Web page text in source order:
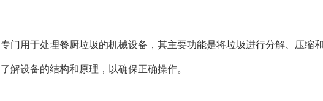
门用于处理餐厨垃圾的机械设备，其主要功能是将垃圾进行分解、压缩
解设备的结构和原理，以确保正确操作。